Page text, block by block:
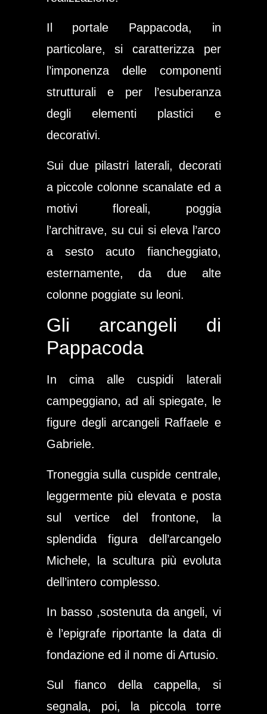
Il portale Pappacoda, in
particolare, si caratterizza per
l’imponenza delle componenti
strutturali e per l’esuberanza
degli elementi plastici e
decorativi.
Sui due pilastri laterali, decorati
a piccole colonne scanalate ed a
motivi floreali, poggia
l’architrave, su cui si eleva l’arco
a sesto acuto fiancheggiato,
esternamente, da due alte
colonne poggiate su leoni.
Gli arcangeli di
Pappacoda
In cima alle cuspidi laterali
campeggiano, ad ali spiegate, le
figure degli arcangeli Raffaele e
Gabriele.
Troneggia sulla cuspide centrale,
leggermente più elevata e posta
sul vertice del frontone, la
splendida figura dell’arcangelo
Michele, la scultura più evoluta
dell’intero complesso.
In basso ,sostenuta da angeli, vi
è l’epigrafe riportante la data di
fondazione ed il nome di Artusio.
Sul fianco della cappella, si
segnala, poi, la piccola torre